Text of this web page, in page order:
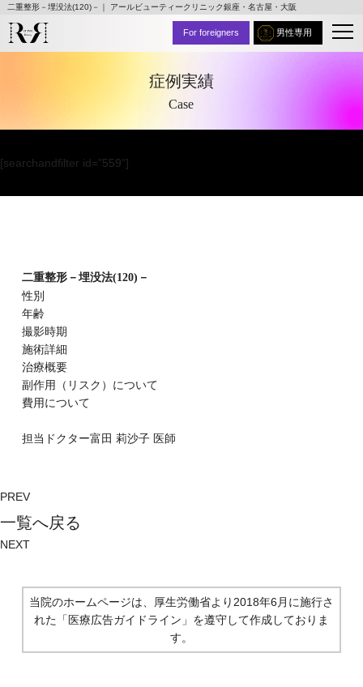
二重整形－埋没法(120)－｜ アールビューティークリニック銀座・名古屋・大阪
男性専用
For foreigners
症例実績
Case
[searchandfilter id="559"]
二重整形－埋没法(120)－
性別
年齢
撮影時期
施術詳細
治療概要
副作⽤（リスク）について
費⽤について
担当ドクター富⽥ 莉沙⼦医師
PREV
⼀覧へ戻る
NEXT
当院のホームページは、厚生労働省より2018年6月に施行さ
れた 「医療広告ガイドライン」を遵守して作成しておりま
す。